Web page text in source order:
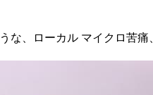
な、ローカル マイクロ苦